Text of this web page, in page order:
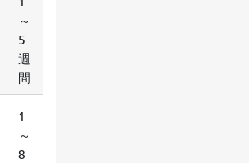
～
5
週
間
1
～
8